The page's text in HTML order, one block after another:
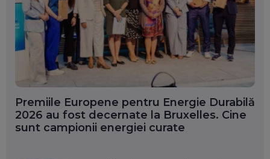
Premiile Europene pentru Energie Durabilă
2026 au fost decernate la Bruxelles. Cine
sunt campionii energiei curate